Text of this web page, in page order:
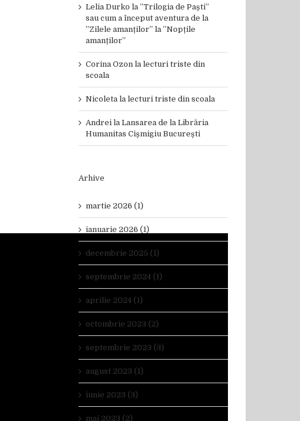
Lelia Durko la ”Trilogia de Paști”
sau cum a început aventura de la
”Zilele amanților” la ”Nopțile
amanților”
Corina Ozon la lecturi triste din
scoala
Nicoleta la lecturi triste din scoala
Andrei la Lansarea de la Librăria
Humanitas Cișmigiu București
Arhive
martie 2026 (1)
ianuarie 2026 (1)
decembrie 2025 (1)
septembrie 2024 (1)
aprilie 2024 (1)
octombrie 2023 (2)
septembrie 2023 (3)
august 2023 (1)
iunie 2023 (3)
mai 2023 (2)